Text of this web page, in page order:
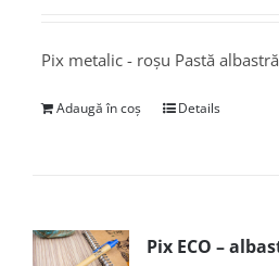
Pix metalic - roșu Pastă albastră
Adaugă în coș Details
Pix ECO –